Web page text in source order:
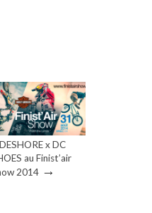
x DC
au Finist’air
2014 →